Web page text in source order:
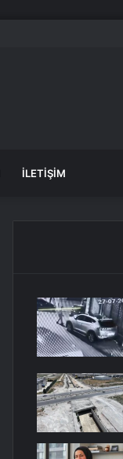
İLETIŞIM